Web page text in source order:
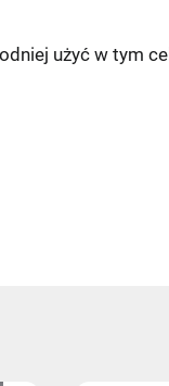
użyć w tym